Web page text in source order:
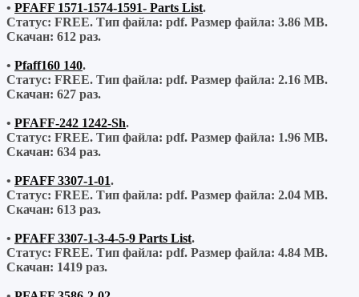
• PFAFF 1571-1574-1591- Parts List.
Статус: FREE. Тип файла: pdf. Размер файла: 3.86 MB.
Скачан: 612 раз.
• Pfaff160 140.
Статус: FREE. Тип файла: pdf. Размер файла: 2.16 MB.
Скачан: 627 раз.
• PFAFF-242 1242-Sh.
Статус: FREE. Тип файла: pdf. Размер файла: 1.96 MB.
Скачан: 634 раз.
• PFAFF 3307-1-01.
Статус: FREE. Тип файла: pdf. Размер файла: 2.04 MB.
Скачан: 613 раз.
• PFAFF 3307-1-3-4-5-9 Parts List.
Статус: FREE. Тип файла: pdf. Размер файла: 4.84 MB.
Скачан: 1419 раз.